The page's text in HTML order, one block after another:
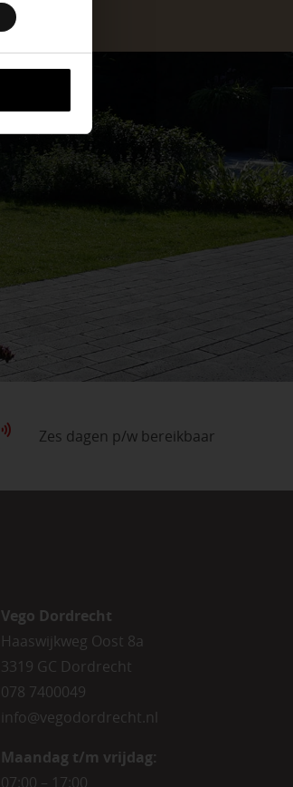
Zes dagen p/w bereikbaar
Vego Dordrecht
Haaswijkweg Oost 8a
3319 GC Dordrecht
078 7400049
info@vegodordrecht.nl
Maandag t/m vrijdag:
07:00 – 17:00